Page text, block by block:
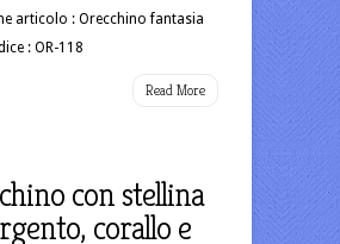
articolo : Orecchino fantasia
: OR-118
Read More
con stellina
corallo e